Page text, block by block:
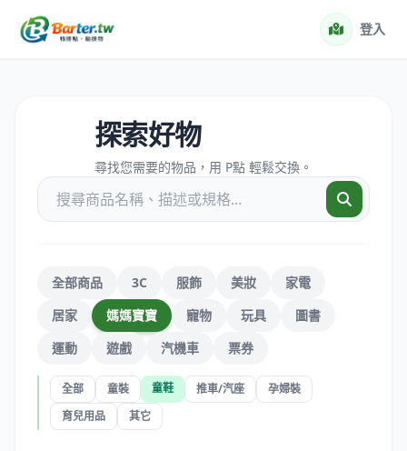
登入
探索好物
尋找您需要的物品，用 P點 輕鬆交換。
全部商品 3C 服飾 美妝
家電
居家
媽媽寶寶 寵物 玩具
圖書
運動
遊戲 汽機車 票券
全部 童裝 童鞋 推車/汽座
孕婦裝
育兒用品
其它